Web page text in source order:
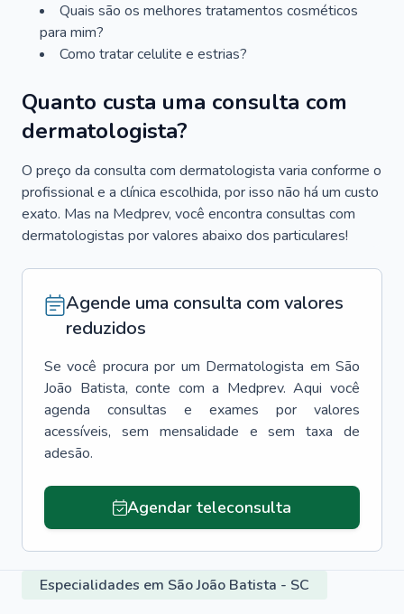
Quais são os melhores tratamentos cosméticos
para mim?
Como tratar celulite e estrias?
Quanto custa uma consulta com
dermatologista?
O preço da consulta com dermatologista varia conforme o
profissional e a clínica escolhida, por isso não há um custo
exato. Mas na Medprev, você encontra consultas com
dermatologistas por valores abaixo dos particulares!
Agende uma consulta com valores
reduzidos
Se você procura por um Dermatologista em São
João Batista, conte com a Medprev. Aqui você
agenda consultas e exames por valores
acessíveis, sem mensalidade e sem taxa de
adesão.
Agendar teleconsulta
Especialidades em São João Batista - SC